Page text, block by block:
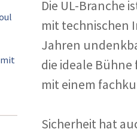
mit
Die UL-Branche
mit technischen
Jahren
die ideale
mit einem
Sicherheit hat